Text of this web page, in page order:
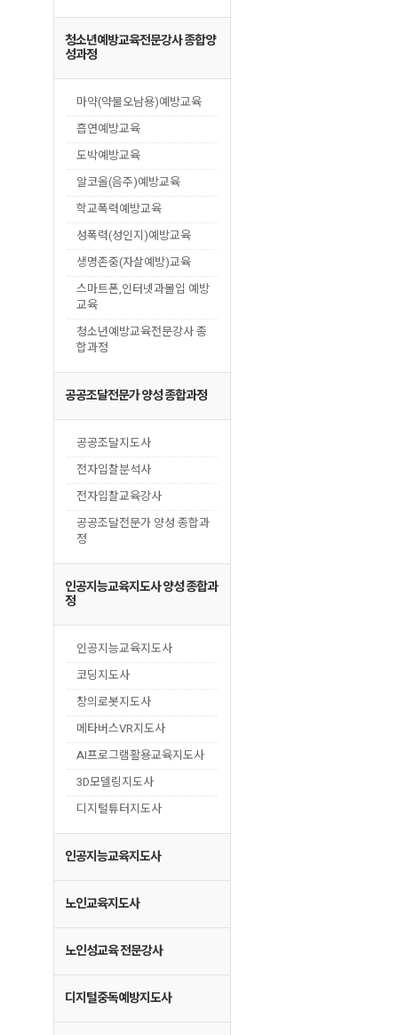
청소년예방교육전문강사 종합양
성과정
마약(약물오남용)예방교육
흡연예방교육
도박예방교육
알코올(음주)예방교육
학교폭력예방교육
성폭력(성인지)예방교육
생명존중(자살예방)교육
스마트폰,인터넷과몰입 예방
교육
청소년예방교육전문강사 종
합과정
공공조달전문가 양성 종합과정
공공조달지도사
전자입찰분석사
전자입찰교육강사
공공조달전문가 양성 종합과
정
인공지능교육지도사 양성 종합과
정
인공지능교육지도사
코딩지도사
창의로봇지도사
메타버스VR지도사
AI프로그램활용교육지도사
3D모델링지도사
디지털튜터지도사
인공지능교육지도사
노인교육지도사
노인성교육 전문강사
디지털중독예방지도사